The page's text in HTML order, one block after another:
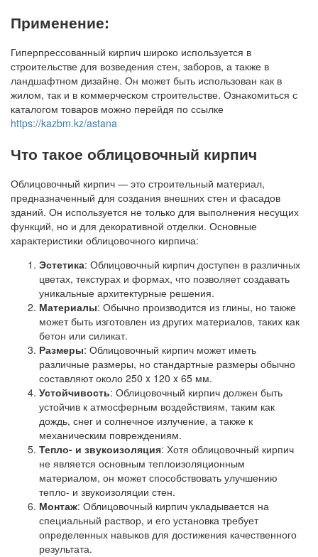
Применение:
Гиперпрессованный кирпич широко используется в
строительстве для возведения стен, заборов, а также в
ландшафтном дизайне. Он может быть использован как в
жилом, так и в коммерческом строительстве. Ознакомиться с
каталогом товаров можно перейдя по ссылке
https://kazbm.kz/astana
Что такое облицовочный кирпич
Облицовочный кирпич — это строительный материал,
предназначенный для создания внешних стен и фасадов
зданий. Он используется не только для выполнения несущих
функций, но и для декоративной отделки. Основные
характеристики облицовочного кирпича:
Эстетика: Облицовочный кирпич доступен в различных
цветах, текстурах и формах, что позволяет создавать
уникальные архитектурные решения.
Материалы: Обычно производится из глины, но также
может быть изготовлен из других материалов, таких как
бетон или силикат.
Размеры: Облицовочный кирпич может иметь
различные размеры, но стандартные размеры обычно
составляют около 250 x 120 x 65 мм.
Устойчивость: Облицовочный кирпич должен быть
устойчив к атмосферным воздействиям, таким как
дождь, снег и солнечное излучение, а также к
механическим повреждениям.
Тепло- и звукоизоляция: Хотя облицовочный кирпич
не является основным теплоизоляционным
материалом, он может способствовать улучшению
тепло- и звукоизоляции стен.
Монтаж: Облицовочный кирпич укладывается на
специальный раствор, и его установка требует
определенных навыков для достижения качественного
результата.